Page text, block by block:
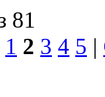
81
1 2 3 4 5 |